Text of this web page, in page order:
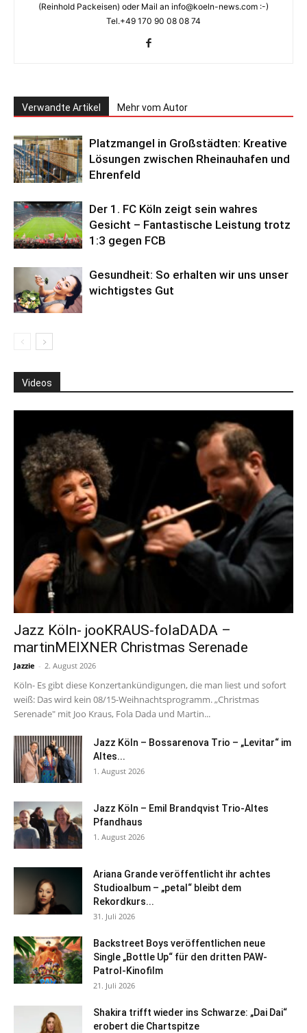
(Reinhold Packeisen) oder Mail an info@koeln-news.com :-)
Tel.+49 170 90 08 08 74
Verwandte Artikel Mehr vom Autor
Platzmangel in Großstädten: Kreative
Lösungen zwischen Rheinauhafen und
Ehrenfeld
Der 1. FC Köln zeigt sein wahres
Gesicht – Fantastische Leistung trotz
1:3 gegen FCB
Gesundheit: So erhalten wir uns unser
wichtigstes Gut
Videos
Jazz Köln- jooKRAUS-folaDADA –
martinMEIXNER Christmas Serenade
Jazzie - 2. August 2026
Köln- Es gibt diese Konzertankündigungen, die man liest und sofort
weiß: Das wird kein 08/15-Weihnachtsprogramm. „Christmas
Serenade" mit Joo Kraus, Fola Dada und Martin...
Jazz Köln – Bossarenova Trio – „Levitar“ im
Altes...
1. August 2026
Jazz Köln – Emil Brandqvist Trio-Altes
Pfandhaus
1. August 2026
Ariana Grande veröffentlicht ihr achtes
Studioalbum – „petal“ bleibt dem
Rekordkurs...
31. Juli 2026
Backstreet Boys veröffentlichen neue
Single „Bottle Up“ für den dritten PAW-
Patrol-Kinofilm
21. Juli 2026
Shakira trifft wieder ins Schwarze: „Dai Dai“
erobert die Chartspitze